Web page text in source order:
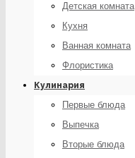
Детская комната
Кухня
Ванная комната
Флористика
Кулинария
Первые блюда
Выпечка
Вторые блюда